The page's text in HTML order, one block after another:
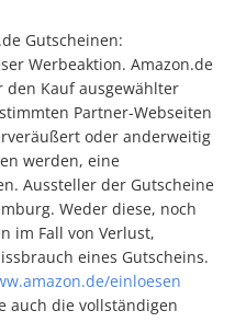
Gutscheinen:
Werbeaktion. Amazon.de
den Kauf ausgewählter
Partner-Webseiten
oder anderweitig
werden, eine
Aussteller der Gutscheine
Weder diese, noch
im Fall von Verlust,
eines Gutscheins.
einloesen
auch die vollständigen